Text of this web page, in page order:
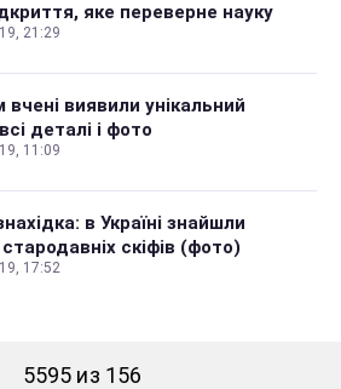
яке переверне науку
21:29
вчені виявили унікальний
деталі і фото
11:09
в Україні знайшли
скіфів (фото)
17:52
5595 из 156